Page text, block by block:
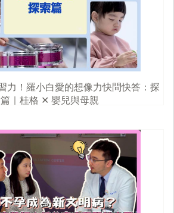
力！羅小白愛的想像力快問快答：探
｜桂格 ✕ 嬰兒與母親